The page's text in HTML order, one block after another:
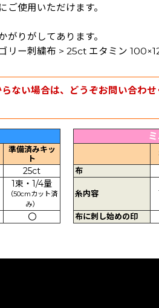
使用いただけます。
りがしてあります。
リー刺繍布 > 25ct エタミン
ない場合は、どうぞお問い合わ
準備済みキッ
ト
25ct
1束・1/4量
（50cmカット済
み）
〇
布
糸内容
布に刺し始めの印